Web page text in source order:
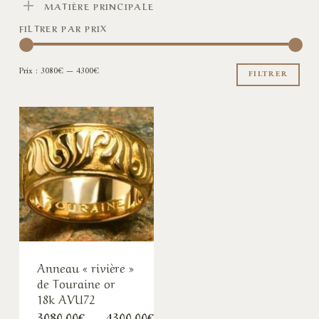
MATIÈRE PRINCIPALE
FILTRER PAR PRIX
FILTRER
Prix : 3080€—4300€
Anneau « rivière »
de Touraine or
18k AVU72
Plage